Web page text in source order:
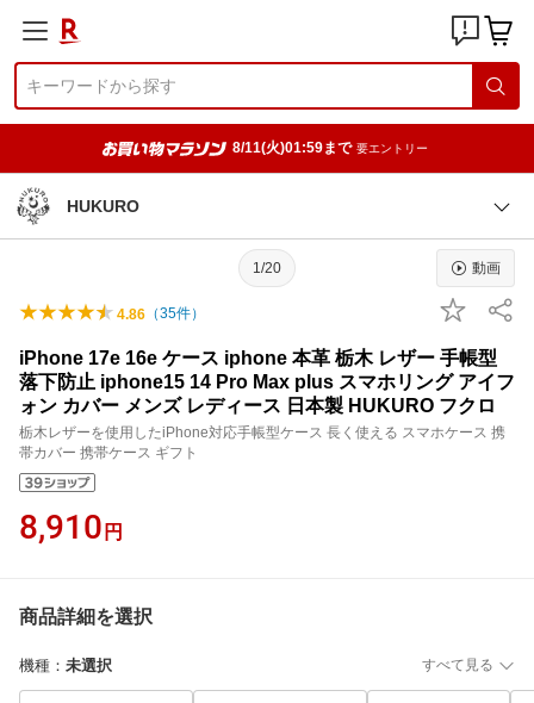
8/11(火)01:59まで 要エントリー
HUKURO
1/20 動画
4.86 （35件）
iPhone 17e 16e ケース iphone 本革 栃木 レザー 手帳型
落下防止 iphone15 14 Pro Max plus スマホリング アイフ
ォン カバー メンズ レディース 日本製 HUKURO フクロ
栃木レザーを使用したiPhone対応手帳型ケース 長く使える スマホケース 携
帯カバー 携帯ケース ギフト
8,910 円
商品詳細を選択
機種 ： 未選択 すべて見る